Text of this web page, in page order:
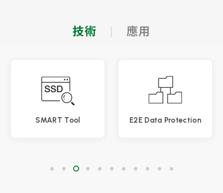
技術 應用
SMART Tool E2E Data Protection